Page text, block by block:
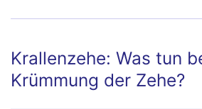
Krallenzehe: Was tun
Krümmung der Zehe?